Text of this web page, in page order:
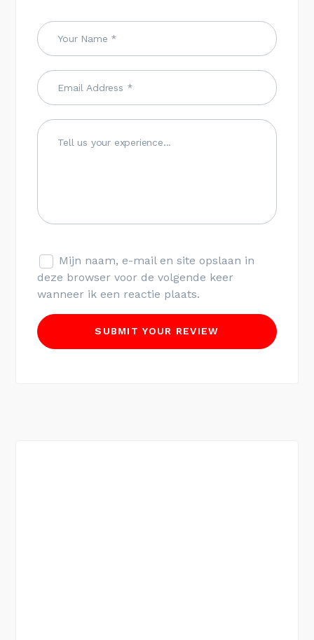
Mijn naam, e-mail en site opslaan in
deze browser voor de volgende keer
wanneer ik een reactie plaats.